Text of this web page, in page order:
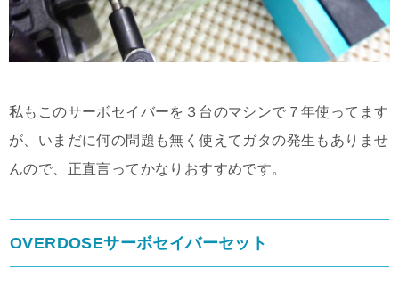
私もこのサーボセイバーを３台のマシンで７年使ってます
が、いまだに何の問題も無く使えてガタの発生もありませ
んので、正直言ってかなりおすすめです。
OVERDOSEサーボセイバーセット